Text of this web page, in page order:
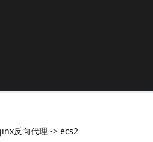
反向代理 -> ecs2